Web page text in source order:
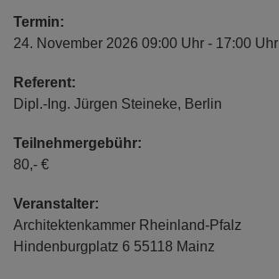
Termin:
24. November 2026 09:00 Uhr - 17:00 Uhr
Referent:
Dipl.-Ing. Jürgen Steineke, Berlin
Teilnehmergebühr:
80,- €
Veranstalter:
Architektenkammer Rheinland-Pfalz
Hindenburgplatz 6 55118 Mainz